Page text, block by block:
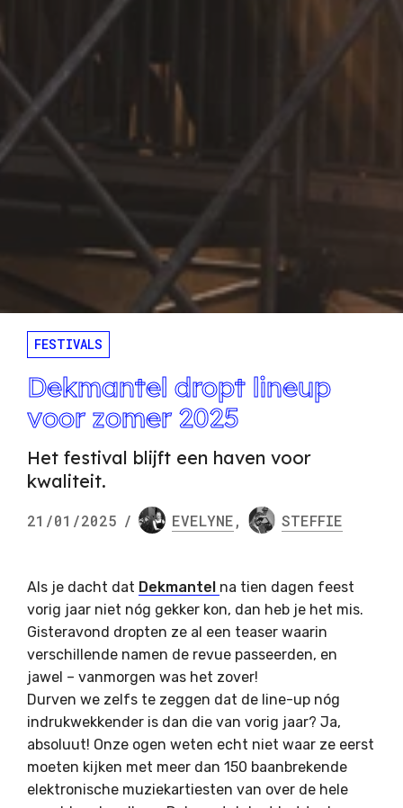
FESTIVALS
Dekmantel dropt lineup
voor zomer 2025
Het festival blijft een haven voor
kwaliteit.
21/01/2025 / EVELYNE, STEFFIE
Als je dacht dat Dekmantel na tien dagen feest
vorig jaar niet nóg gekker kon, dan heb je het mis.
Gisteravond dropten ze al een teaser waarin
verschillende namen de revue passeerden, en
jawel – vanmorgen was het zover!
Durven we zelfs te zeggen dat de line-up nóg
indrukwekkender is dan die van vorig jaar? Ja,
absoluut! Onze ogen weten echt niet waar ze eerst
moeten kijken met meer dan 150 baanbrekende
elektronische muziekartiesten van over de hele